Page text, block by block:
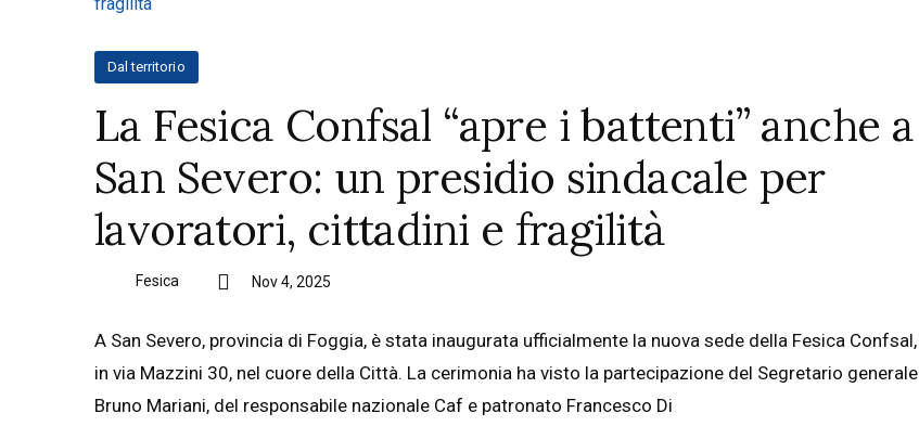
Dal territorio
La Fesica Confsal “apre i battenti” anche a
San Severo: un presidio sindacale per
lavoratori, cittadini e fragilità
Fesica Nov 4, 2025
A San Severo, provincia di Foggia, è stata inaugurata ufficialmente la nuova sede della Fesica Confsal,
in via Mazzini 30, nel cuore della Città. La cerimonia ha visto la partecipazione del Segretario generale
Bruno Mariani, del responsabile nazionale Caf e patronato Francesco Di